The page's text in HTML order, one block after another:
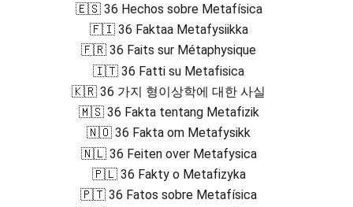
🇪🇸 36 Hechos sobre Metafísica
🇫🇮 36 Faktaa Metafysiikka
🇫🇷 36 Faits sur Métaphysique
🇮🇹 36 Fatti su Metafisica
🇰🇷 36 가지 형이상학에 대한 사실
🇲🇸 36 Fakta tentang Metafizik
🇳🇴 36 Fakta om Metafysikk
🇳🇱 36 Feiten over Metafysica
🇵🇱 36 Fakty o Metafizyka
🇵🇹 36 Fatos sobre Metafísica